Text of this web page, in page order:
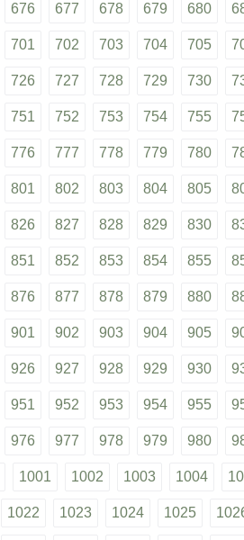
676 677 678 679 680
701 702 703 704 705
726 727 728 729 730
751 752 753 754 755
776 777 778 779 780
801 802 803 804 805
826 827 828 829 830
851 852 853 854 855
876 877 878 879 880
901 902 903 904 905
926 927 928 929 930
951 952 953 954 955
976 977 978 979 980
1001 1002 1003 1004
1022 1023 1024 1025